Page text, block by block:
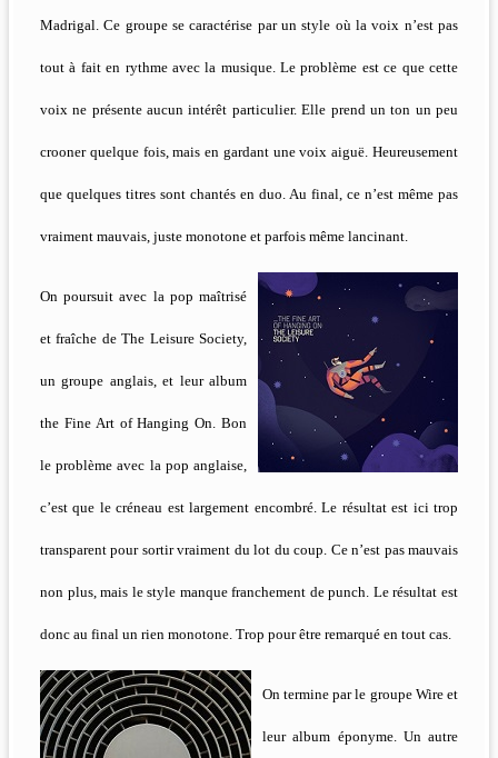
Madrigal. Ce groupe se caractérise par un style où la voix n’est pas
tout à fait en rythme avec la musique. Le problème est ce que cette
voix ne présente aucun intérêt particulier. Elle prend un ton un peu
crooner quelque fois, mais en gardant une voix aiguë. Heureusement
que quelques titres sont chantés en duo. Au final, ce n’est même pas
vraiment mauvais, juste monotone et parfois même lancinant.
On poursuit avec la pop maîtrisé
et fraîche de The Leisure Society,
un groupe anglais, et leur album
the Fine Art of Hanging On. Bon
le problème avec la pop anglaise,
c’est que le créneau est largement encombré. Le résultat est ici trop
transparent pour sortir vraiment du lot du coup. Ce n’est pas mauvais
non plus, mais le style manque franchement de punch. Le résultat est
donc au final un rien monotone. Trop pour être remarqué en tout cas.
On termine par le groupe Wire et
leur album éponyme. Un autre